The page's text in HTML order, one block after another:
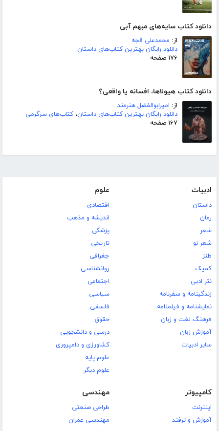
دانلود کتاب سایه‌های مبهم آبی
از: محمدعلی قجه
دانلود رایگان بهترین کتاب‌های داستان
۱۷۶ صفحه
دانلود کتاب هیولاها، افسانه یا واقعی؟
از: امیرابوالفضل هنرمند
دانلود رایگان بهترین کتاب‌های داستان، کتاب‌های سرگرمی
۱۶۷ صفحه
ادبیات
داستان
رمان
شعر
شعر نو
طنز
کمیک
نثر ادبی
زندگینامه و سفرنامه
نمایشنامه و فیلمنامه
فرهنگ لغت و زبان
آموزش زبان
سایر ادبیات
علوم
اقتصادی
اندیشه و مذهب
پزشکی
تاریخی
جغرافی
روانشناسی
اجتماعی
سیاسی
فلسفی
حقوق
درسی و دانشجویی
کشاورزی و دامپروری
علوم پایه
علوم دیگر
کامپیوتر
اینترنت
آموزش و ترفند
مهندسی
طراحی صنعتی
مهندسی عمران